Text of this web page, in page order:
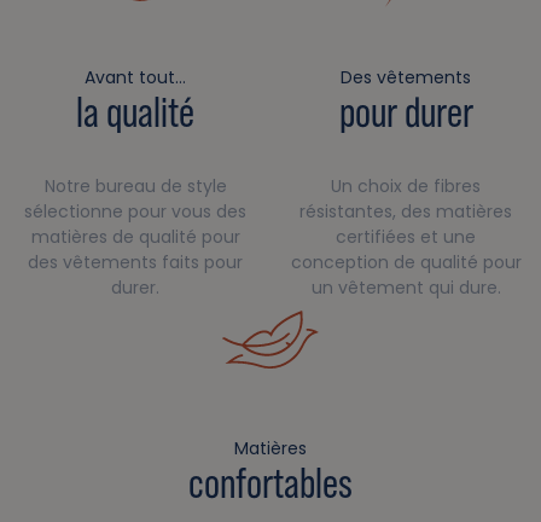
Avant tout…
la qualité
Notre bureau de style
sélectionne pour vous des
matières de qualité pour
des vêtements faits pour
durer.
Des vêtements
pour durer
Un choix de fibres
résistantes, des matières
certifiées et une
conception de qualité pour
un vêtement qui dure.
Matières
confortables